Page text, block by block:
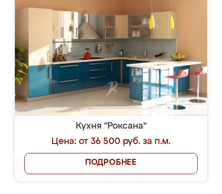
Кухня "Роксана"
Цена: от 36 500 руб. за п.м.
ПОДРОБНЕЕ